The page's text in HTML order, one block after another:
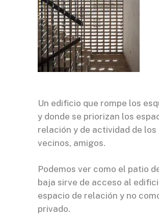
Un edificio que rompe los
y donde se priorizan los
relación y de actividad de los
vecinos, amigos.
Podemos ver como el patio
baja sirve de acceso al
espacio de relación y no
privado.